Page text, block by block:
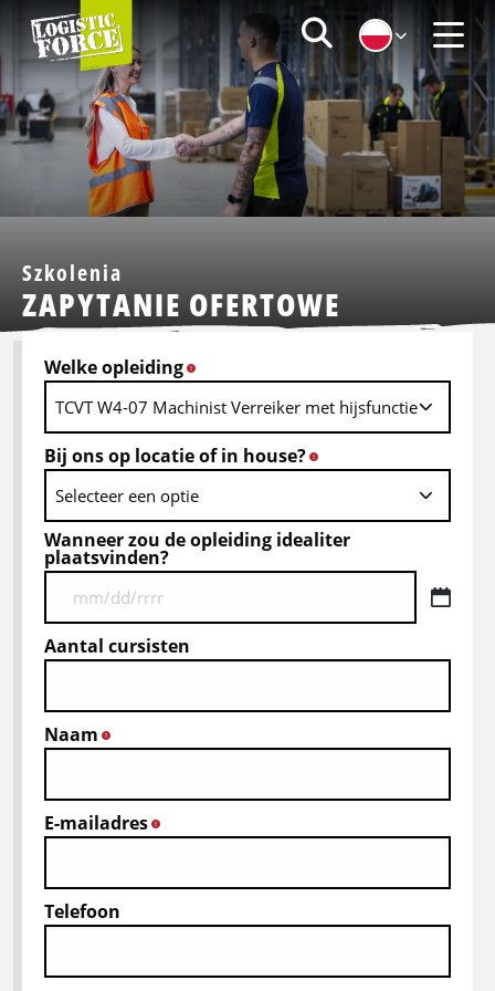
Logistic
Force
|
PL
Zoeken
Menu
Szkolenia
ZAPYTANIE OFERTOWE
Welke opleiding
Bij ons op locatie of in house?
Wanneer zou de opleiding idealiter
plaatsvinden?
ukośnik
DD
RRRR
Aantal cursisten
Naam
E-mailadres
Telefoon